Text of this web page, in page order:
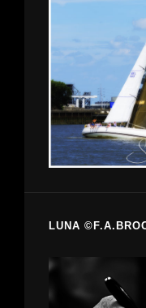
LUNA